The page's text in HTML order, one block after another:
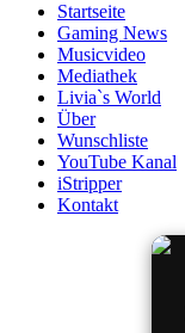
Startseite
Gaming News
Musicvideo
Mediathek
Livia`s World
Über
Wunschliste
YouTube Kanal
iStripper
Kontakt